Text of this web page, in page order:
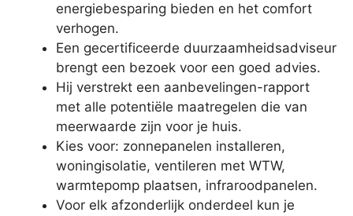
energiebesparing bieden en het comfort
verhogen.
Een gecertificeerde duurzaamheidsadviseur
brengt een bezoek voor een goed advies.
Hij verstrekt een aanbevelingen-rapport
met alle potentiële maatregelen die van
meerwaarde zijn voor je huis.
Kies voor: zonnepanelen installeren,
woningisolatie, ventileren met WTW,
warmtepomp plaatsen, infraroodpanelen.
Voor elk afzonderlijk onderdeel kun je